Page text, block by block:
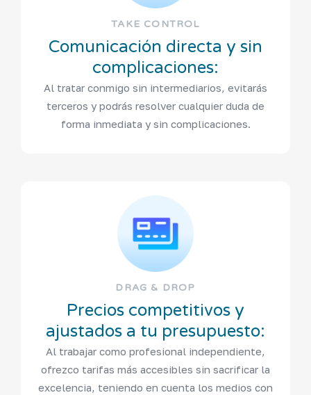
TAKE CONTROL
Comunicación directa y sin
complicaciones:
Al tratar conmigo sin intermediarios, evitarás
terceros y podrás resolver cualquier duda de
forma inmediata y sin complicaciones.
DRAG & DROP
Precios competitivos y
ajustados a tu presupuesto:
Al trabajar como profesional independiente,
ofrezco tarifas más accesibles sin sacrificar la
excelencia, teniendo en cuenta los medios con